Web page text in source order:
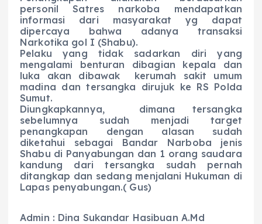
personil Satres narkoba mendapatkan
informasi dari masyarakat yg dapat
dipercaya bahwa adanya transaksi
Narkotika gol I (Shabu).
Pelaku yang tidak sadarkan diri yang
mengalami benturan dibagian kepala dan
luka akan dibawak kerumah sakit umum
madina dan tersangka dirujuk ke RS Polda
Sumut.
Diungkapkannya, dimana tersangka
sebelumnya sudah menjadi target
penangkapan dengan alasan sudah
diketahui sebagai Bandar Narboba jenis
Shabu di Panyabungan dan 1 orang saudara
kandung dari tersangka sudah pernah
ditangkap dan sedang menjalani Hukuman di
Lapas penyabungan.( Gus)
Admin : Dina Sukandar Hasibuan A.Md